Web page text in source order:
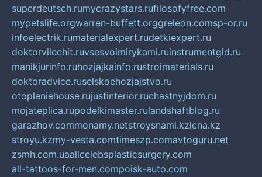
superdeutsch.rumycrazystars.rufilosofyfree.com
mypetslife.orgwarren-buffett.orggreleon.comsp-or.ru
infoelectrik.rumaterialexpert.rudetkiexpert.ru
doktorvilechit.ruvsesvoimirykami.ruinstrumentgid.ru
manikjurinfo.ruhozjajkainfo.rustroimaterials.ru
doktoradvice.ruselskoehozjajstvo.ru
otopleniehouse.rujustinterior.ruchastnyjdom.ru
mojateplica.rupodelkimaster.rulandshaftblog.ru
garazhov.commonamy.netstroysnami.kzlcna.kz
stroyu.kzmy-vesta.comtimeszp.comavtoguru.net
zsmh.com.uaallcelebsplasticsurgery.com
all-tattoos-for-men.compoisk-auto.com